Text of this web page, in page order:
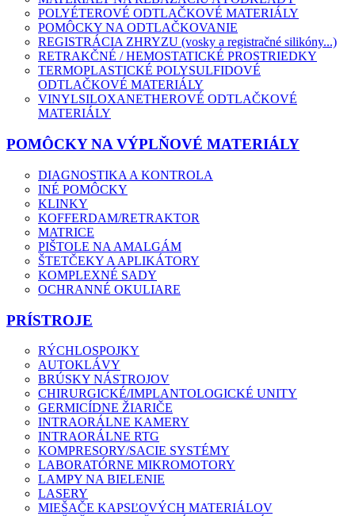
POLYÉTEROVÉ ODTLAČKOVÉ MATERIÁLY
POMÔCKY NA ODTLAČKOVANIE
REGISTRÁCIA ZHRYZU (vosky a registračné silikóny...)
RETRAKČNÉ / HEMOSTATICKÉ PROSTRIEDKY
TERMOPLASTICKÉ POLYSULFIDOVÉ
ODTLAČKOVÉ MATERIÁLY
VINYLSILOXANETHEROVÉ ODTLAČKOVÉ
MATERIÁLY
POMÔCKY NA VÝPLŇOVÉ MATERIÁLY
DIAGNOSTIKA A KONTROLA
INÉ POMÔCKY
KLINKY
KOFFERDAM/RETRAKTOR
MATRICE
PIŠTOLE NA AMALGÁM
ŠTETČEKY A APLIKÁTORY
KOMPLEXNÉ SADY
OCHRANNÉ OKULIARE
PRÍSTROJE
RÝCHLOSPOJKY
AUTOKLÁVY
BRÚSKY NÁSTROJOV
CHIRURGICKÉ/IMPLANTOLOGICKÉ UNITY
GERMICÍDNE ŽIARIČE
INTRAORÁLNE KAMERY
INTRAORÁLNE RTG
KOMPRESORY/SACIE SYSTÉMY
LABORATÓRNE MIKROMOTORY
LAMPY NA BIELENIE
LASERY
MIEŠAČE KAPSĽOVÝCH MATERIÁLOV